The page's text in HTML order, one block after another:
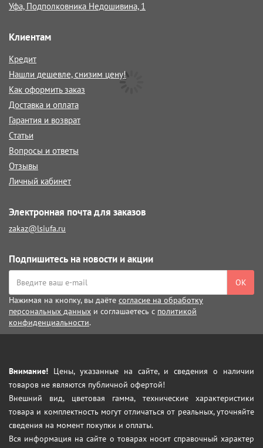
Уфа, Подполковника Недошивина, 1
Клиентам
Кредит
Нашли дешевле, снизим цену!
Как оформить заказ
Доставка и оплата
Гарантия и возврат
Статьи
Вопросы и ответы
Отзывы
Личный кабинет
Электронная почта для заказов
zakaz@lsiufa.ru
Подпишитесь на новости и акции
ОК
Нажимая на кнопку, вы даёте согласие на обработку
персональных данных и соглашаетесь с политикой
конфиденциальности.
Внимание! Цены, указанные на сайте, и сведения о наличии
товаров не являются публичной офертой!
Внешний вид, цветовая гамма, технические характеристики
товара и комплектность могут отличаться от реальных, уточняйте
сведения на момент покупки и оплаты.
Вся информация на сайте о товарах носит справочный характер